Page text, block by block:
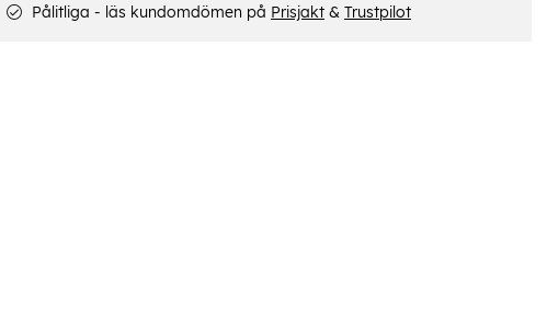
Pålitliga - läs kundomdömen på Prisjakt& Trustpilot